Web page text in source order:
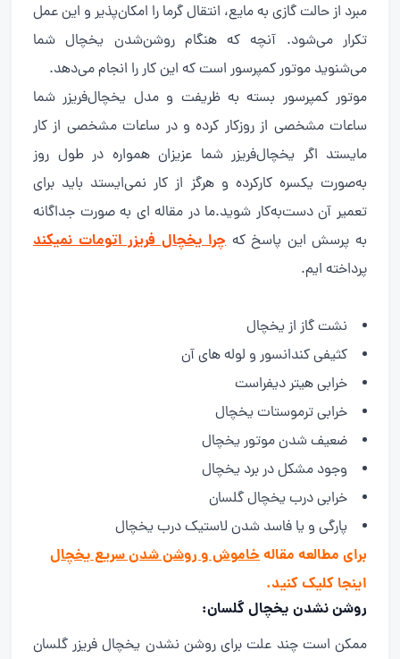
مبرد از حالت گازی به مایع، انتقال گرما را امکان‌پذیر و این عمل
تکرار می‌شود. آنچه که هنگام روشن‌شدن یخچال شما
می‌شنوید موتور کمپرسور است که این کار را انجام می‌دهد.
موتور کمپرسور بسته به ظریفت و مدل یخچال‌فریزر شما
ساعات مشخصی از روزکار کرده و در ساعات مشخصی از کار
مایستد اگر یخچال‌فریزر شما عزیزان همواره در طول روز
به‌صورت یکسره کارکرده و هرگز از کار نمی‌ایستد باید برای
تعمیر آن دست‌به‌کار شوید.ما در مقاله ای به صورت جداگانه
به پرسش این پاسخ کهچرا یخچال فریزر اتومات نمیکند
پرداخته ایم.
نشت گاز از یخچال
کثیفی کندانسور و لوله های آن
خرابی هیتر دیفراست
خرابی ترموستات یخچال
ضعیف شدن موتور یخچال
وجود مشکل در برد یخچال
خرابی درب یخچال گلسان
پارگی و یا فاسد شدن لاستیک درب یخچال
برای مطالعه مقالهخاموش و روشن شدن سریع یخچال
اینجا کلیک کنید.
روشن نشدن یخچال گلسان:
ممکن است چند علت برای روشن نشدن یخچال فریزر گلسان